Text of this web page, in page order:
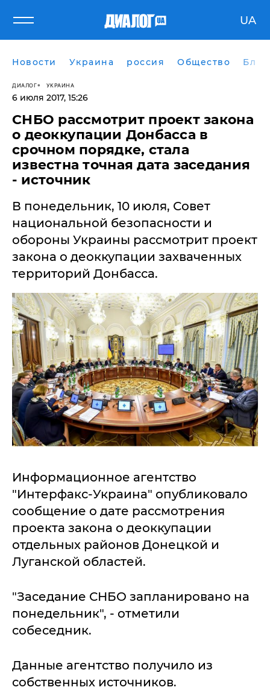
UA
Новости Украина россия Общество
ДИАЛОГ УКРАИНА
6 июля 2017, 15:26
СНБО рассмотрит проект закона
о деоккупации Донбасса в
срочном порядке, стала
известна точная дата заседания
- источник
В понедельник, 10 июля, Совет
национальной безопасности и
обороны Украины рассмотрит проект
закона о деоккупации захваченных
территорий Донбасса.
Информационное агентство
"Интерфакс-Украина" опубликовало
сообщение о дате рассмотрения
проекта закона о деоккупации
отдельных районов Донецкой и
Луганской областей.
"Заседание СНБО запланировано на
понедельник", - отметили
собеседник.
Данные агентство получило из
собственных источников.